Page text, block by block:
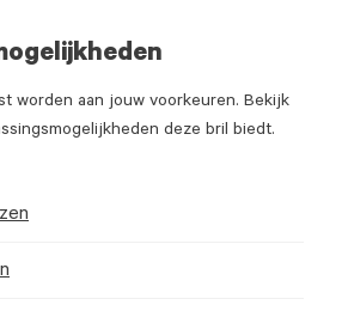
worden aan jouw voorkeuren. Bekijk
deze bril biedt.